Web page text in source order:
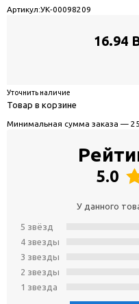
Артикул:УК-00098209
16.94
Уточнить наличие
Товар в корзине
Минимальная сумма заказа —
5.0
У данного
5 звёзд
4 звeзды
3 звeзды
2 звeзды
1 звeзда